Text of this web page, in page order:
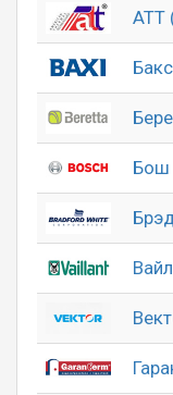
АТТ
Бош